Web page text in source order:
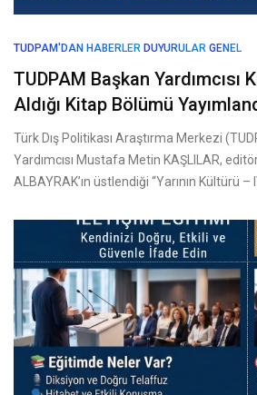
TUDPAM'DAN HABERLER DUYURULAR GENEL
TUDPAM Başkan Yardımcısı
Aldığı Kitap Bölümü
Türk Dış Politikası Araştırma Merkezi
Yardımcısı Mustafa Metin KAŞLILAR,
ALBAYRAK’ın üstlendiği “Yarının Kültürü –